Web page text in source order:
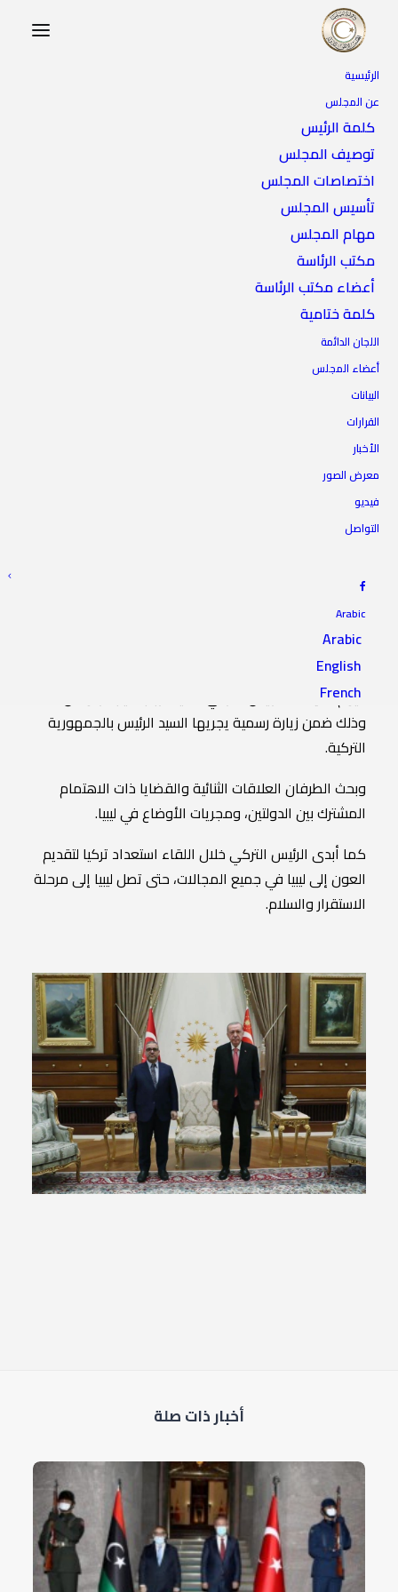
الرئيسية
عن المجلس
كلمة الرئيس
توصيف المجلس
اختصاصات المجلس
تأسيس المجلس
مهام المجلس
مكتب الرئاسة
أعضاء مكتب الرئاسة
كلمة ختامية
اللجان الدائمة
أعضاء المجلس
البيانات
القرارات
الأخبار
معرض الصور
فيديو
التواصل
Arabic
Arabic
English
French
رئيس المجلس يلتقي الرئيس
التقى رئيس المجلس الأعلى للدولة السيد “خالد المشري”
اليوم الأربعاء، الرئيس التركي السيد “رجب طيب أردوغان”
وذلك ضمن زيارة رسمية يجريها السيد الرئيس بالجمهورية
التركية.
وبحث الطرفان العلاقات الثنائية والقضايا ذات الاهتمام
المشترك بين الدولتين، ومجريات الأوضاع في ليبيا.
كما أبدى الرئيس التركي خلال اللقاء استعداد تركيا لتقديم
العون إلى ليبيا في جميع المجالات، حتى تصل ليبيا إلى مرحلة
الاستقرار والسلام.
أخبار ذات صلة